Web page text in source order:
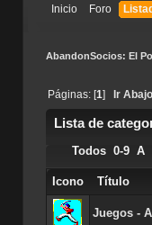
Inicio Foro
AbandonSocios: El
Páginas: [1] Ir Abajo
Lista de
Todos 0-9 A
Icono Título
Juegos -